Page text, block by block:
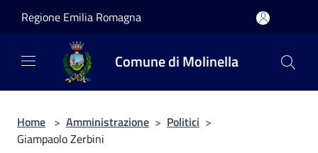
Regione Emilia Romagna
Comune di Molinella
Home > Amministrazione > Politici >
Giampaolo Zerbini